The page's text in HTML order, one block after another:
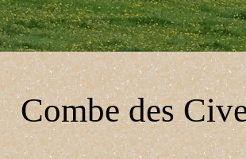
Combe des